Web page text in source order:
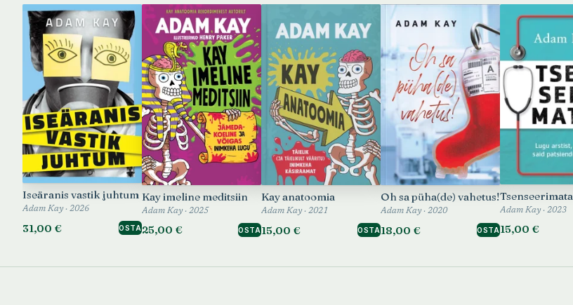
Iseäranis vastik juhtum
Adam Kay · 2026
31,00 € OSTA
Kay imeline meditsiin
Adam Kay · 2025
25,00 € OSTA
Kay anatoomia
Adam Kay · 2021
15,00 € OSTA
Oh sa püha(de) vahetus!
Adam Kay · 2020
18,00 € OSTA
Tsenseerimata
Adam Kay · 2023
15,00 €